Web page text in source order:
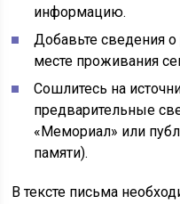
информацию.
Добавьте сведения о
месте проживания
Сошлитесь на
предварительные
«Мемориал» или
памяти).
В тексте письма